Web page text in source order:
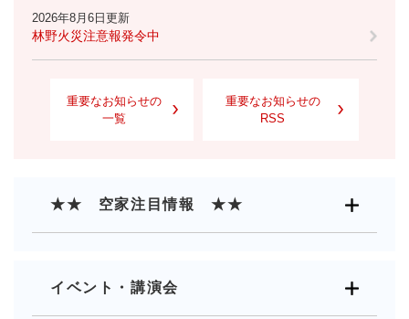
2026年8月6日更新
林野火災注意報発令中
重要なお知らせの
一覧
重要なお知らせの
RSS
★★ 空家注目情報 ★★
イベント・講演会